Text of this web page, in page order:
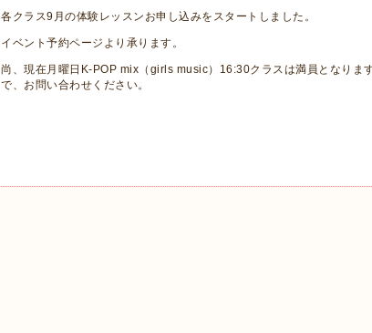
各クラス9月の体験レッスンお申し込みをスタートしました。
イベント予約ページより承ります。
尚、現在月曜日K-POP mix（girls music）16:30クラスは満員となりま
で、お問い合わせください。